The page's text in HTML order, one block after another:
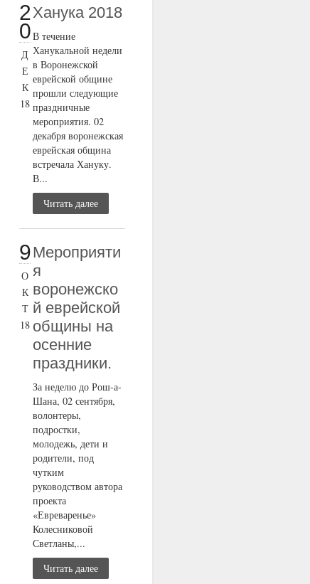
2
0
Д
Е
К
18
Ханука 2018
В течение
Ханукальной недели
в Воронежской
еврейской общине
прошли следующие
праздничные
мероприятия. 02
декабря воронежская
еврейская община
встречала Хануку.
В...
Читать далее
9
О
К
Т
18
Мероприяти
я
воронежско
й еврейской
общины на
осенние
праздники.
За неделю до Рош-а-
Шана, 02 сентября,
волонтеры,
подростки,
молодежь, дети и
родители, под
чутким
руководством автора
проекта
«Евреваренье»
Колесниковой
Светланы,...
Читать далее